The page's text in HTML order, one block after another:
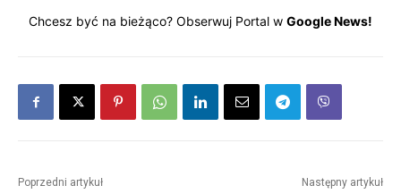
Chcesz być na bieżąco? Obserwuj Portal w Google News!
Poprzedni artykuł Następny artykuł